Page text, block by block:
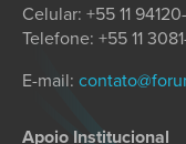
Celular: +55 11
Telefone: +55 11
E-mail:
Apoio Institucional